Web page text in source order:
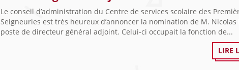
Le conseil d’administration du Centre de services scolaire des
Seigneuries est très heureux d’annoncer la nomination de M. Nicolas
poste de directeur général adjoint. Celui-ci occupait la fonction de...
LIRE